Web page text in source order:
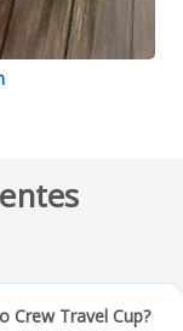
Crew Travel Cup?